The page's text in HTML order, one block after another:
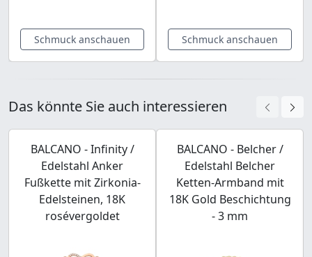
Schmuck anschauen Schmuck anschauen
Das könnte Sie auch interessieren
BALCANO - Infinity /
Edelstahl Anker
Fußkette mit Zirkonia-
Edelsteinen, 18K
rosévergoldet
BALCANO - Belcher /
Edelstahl Belcher
Ketten-Armband mit
18K Gold Beschichtung
- 3 mm